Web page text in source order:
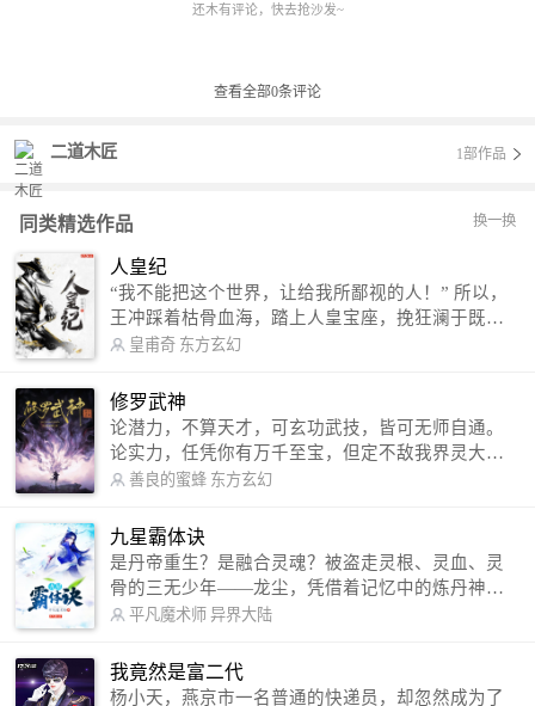
还木有评论，快去抢沙发~
查看全部0条评论
二道木匠 1部作品
同类精选作品 换一换
人皇纪
“我不能把这个世界，让给我所鄙视的人！” 所以，
王冲踩着枯骨血海，踏上人皇宝座，挽狂澜于既
倒，扶大厦之将倾，成就了一段无上的传说！ 微信
微博：皇甫奇（地址：http://weibo.com/u/25284575
87） QQ交流群：320238210【普通群】 574501330
【VIP订阅群】 欢迎大家关注。
皇甫奇 东方玄幻
修罗武神
论潜力，不算天才，可玄功武技，皆可无师自通。
论实力，任凭你有万千至宝，但定不敌我界灵大
军。 我是谁？天下众生视我为修罗，却不知，我以
信公众号：善良的蜜蜂后援会）
善良的蜜蜂 东方玄幻
九星霸体诀
是丹帝重生？是融合灵魂？被盗走灵根、灵血、灵
骨的三无少年——龙尘，凭借着记忆中的炼丹神
术，修行神秘功法九星霸体诀，拨开重重迷雾，解
勾搭各色美女，镇压恶鬼邪神。 江湖传闻：龙
尘一到，地吼天啸。龙尘一出，鬼泣神哭。 本
平凡魔术师 异界大陆
我竟然是富二代
杨小天，燕京市一名普通的快递员，却忽然成为了